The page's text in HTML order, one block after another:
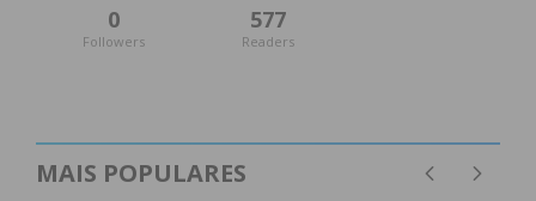
0
Followers
577
Readers
MAIS POPULARES